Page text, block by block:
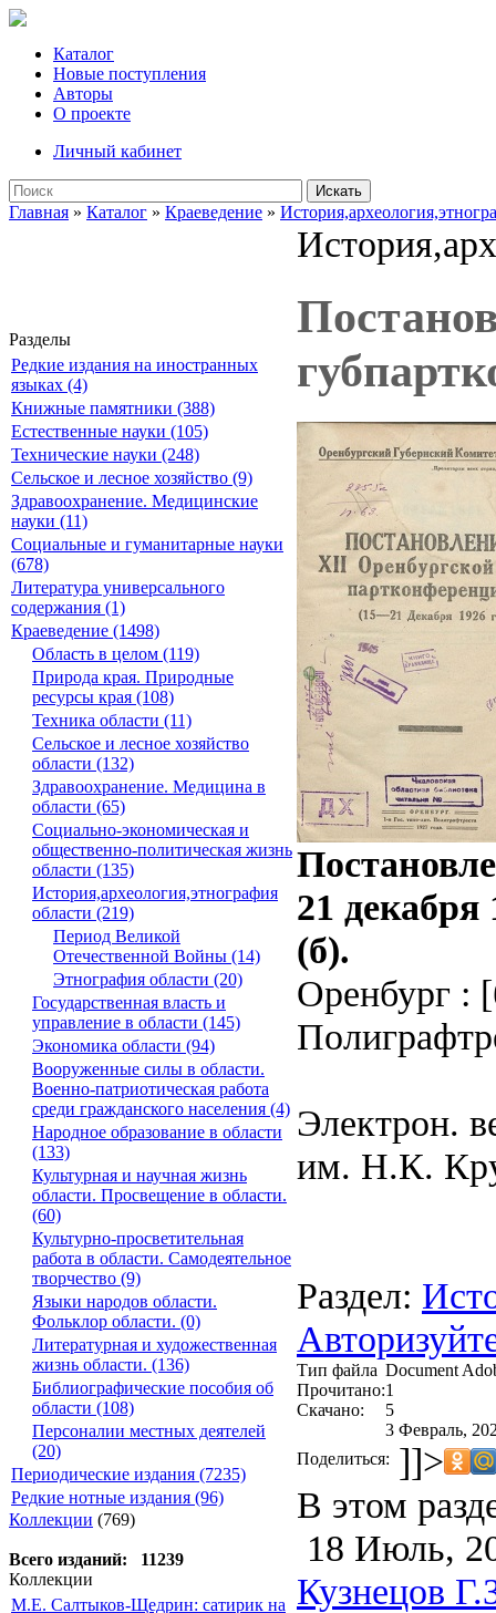
Каталог
Новые поступления
Авторы
О проекте
Личный кабинет
Искать
Главная » Каталог » Краеведение »
Разделы
Редкие издания на иностранных
языках (4)
Книжные памятники (388)
Естественные науки (105)
Технические науки (248)
Сельское и лесное хозяйство (9)
Здравоохранение. Медицинские
науки (11)
Социальные и гуманитарные науки
(678)
Литература универсального
содержания (1)
Краеведение (1498)
Область в целом (119)
Природа края. Природные
ресурсы края (108)
Техника области (11)
Сельское и лесное хозяйство
области (132)
Здравоохранение. Медицина в
области (65)
Социально-экономическая и
общественно-политическая жизнь
области (135)
История,археология,этнография
области (219)
Период Великой
Отечественной Войны (14)
Этнография области (20)
Государственная власть и
управление в области (145)
Экономика области (94)
Вооруженные силы в области.
Военно-патриотическая работа
среди гражданского населения (4)
Народное образование в области
(133)
Культурная и научная жизнь
области. Просвещение в области.
(60)
Культурно-просветительная
работа в области. Самодеятельное
творчество (9)
Языки народов области.
Фольклор области. (0)
Литературная и художественная
жизнь области. (136)
Библиографические пособия об
области (108)
Персоналии местных деятелей
(20)
Периодические издания (7235)
Редкие нотные издания (96)
Коллекции (769)
Всего изданий: 11239
Коллекции
М.Е. Салтыков-Щедрин: сатирик на
21
(б).
Оренбург :
Электрон.
им. Н.К.
Раздел:
Тип файла Document
Прочитано:1
Скачано:
5
3 Февраль,
Поделиться: ]]>
В этом
18 Июль,
Кузнецов